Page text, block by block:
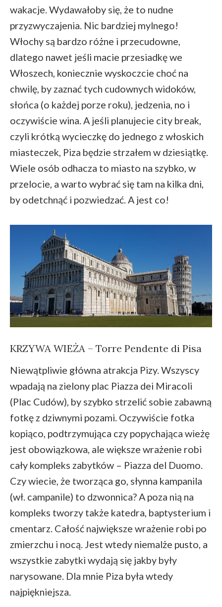
wakacje. Wydawałoby się, że to nudne
przyzwyczajenia. Nic bardziej mylnego!
Włochy są bardzo różne i przecudowne,
dlatego nawet jeśli macie przesiadkę we
Włoszech, koniecznie wyskoczcie choć na
chwilę, by zaznać tych cudownych widoków,
słońca (o każdej porze roku), jedzenia, no i
oczywiście wina. A jeśli planujecie city break,
czyli krótką wycieczkę do jednego z włoskich
miasteczek, Piza będzie strzałem w dziesiątkę.
Wiele osób odhacza to miasto na szybko, w
przelocie, a warto wybrać się tam na kilka dni,
by odetchnąć i pozwiedzać. A jest co!
KRZYWA WIEŻA – Torre Pendente di Pisa
Niewątpliwie główna atrakcja Pizy. Wszyscy
wpadają na zielony plac Piazza dei Miracoli
(Plac Cudów), by szybko strzelić sobie zabawną
fotkę z dziwnymi pozami. Oczywiście fotka
kopiąco, podtrzymująca czy popychająca wieżę
jest obowiązkowa, ale większe wrażenie robi
cały kompleks zabytków – Piazza del Duomo.
Czy wiecie, że tworząca go, słynna kampanila
(wł. campanile) to dzwonnica? A poza nią na
kompleks tworzy także katedra, baptysterium i
cmentarz. Całość największe wrażenie robi po
zmierzchu i nocą. Jest wtedy niemalże pusto, a
wszystkie zabytki wydają się jakby były
narysowane. Dla mnie Piza była wtedy
najpiękniejsza.